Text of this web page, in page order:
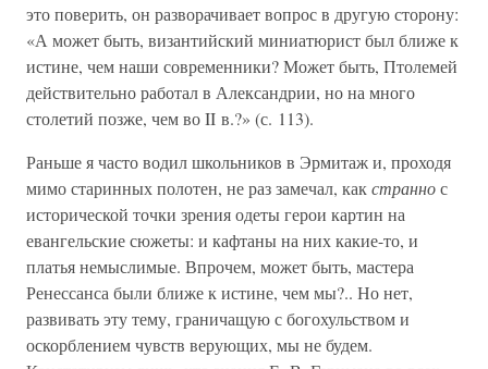
это поверить, он разворачивает вопрос в другую сторону:
«А может быть, византийский миниатюрист был ближе к
истине, чем наши современники? Может быть, Птолемей
действительно работал в Александрии, но на много
столетий позже, чем во II в.?» (с. 113).
Раньше я часто водил школьников в Эрмитаж и, проходя
мимо старинных полотен, не раз замечал, какстраннос
исторической точки зрения одеты герои картин на
евангельские сюжеты: и кафтаны на них какие-то, и
платья немыслимые. Впрочем, может быть, мастера
Ренессанса были ближе к истине, чем мы?.. Но нет,
развивать эту тему, граничащую с богохульством и
оскорблением чувств верующих, мы не будем.